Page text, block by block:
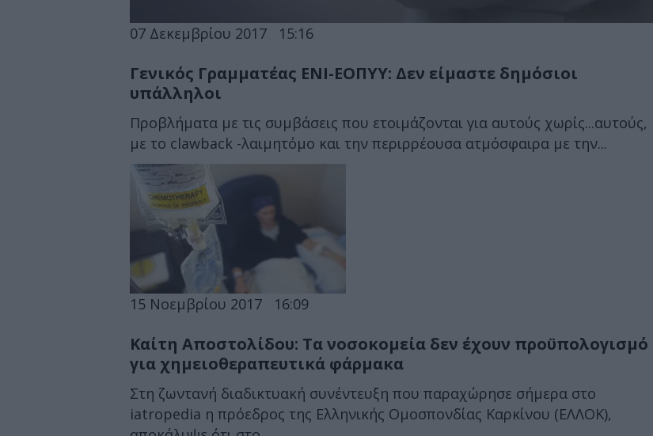
07 Δεκεμβρίου 2017 15:16
Γενικός Γραμματέας ΕΝΙ-ΕΟΠΥΥ: Δεν είμαστε δημόσιοι
υπάλληλοι
Προβλήματα με τις συμβάσεις που ετοιμάζονται για αυτούς χωρίς...αυτούς,
με το clawback -λαιμητόμο και την περιρρέουσα ατμόσφαιρα με την...
15 Νοεμβρίου 2017 16:09
Καίτη Αποστολίδου: Τα νοσοκομεία δεν έχουν προϋπολογισμό
για χημειοθεραπευτικά φάρμακα
Στη ζωντανή διαδικτυακή συνέντευξη που παραχώρησε σήμερα στο
iatropedia η πρόεδρος της Ελληνικής Ομοσπονδίας Καρκίνου (ΕΛΛΟΚ),